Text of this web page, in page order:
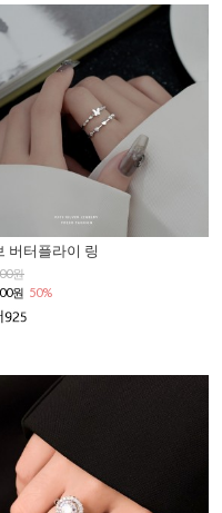
버터플라이 링
원
원 50%